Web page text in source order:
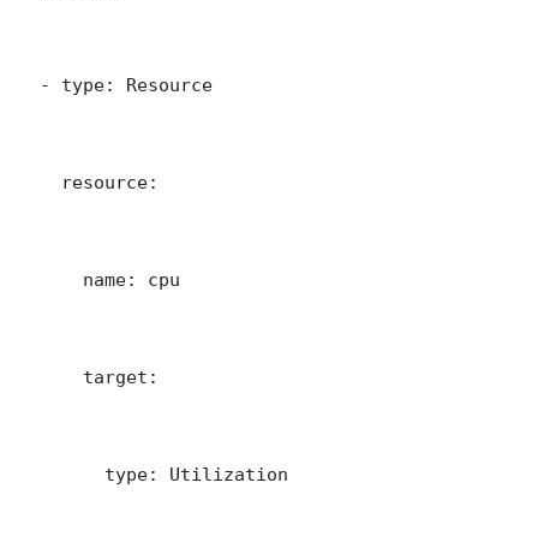
  - type: Resource
    resource:
      name: cpu
      target:
        type: Utilization